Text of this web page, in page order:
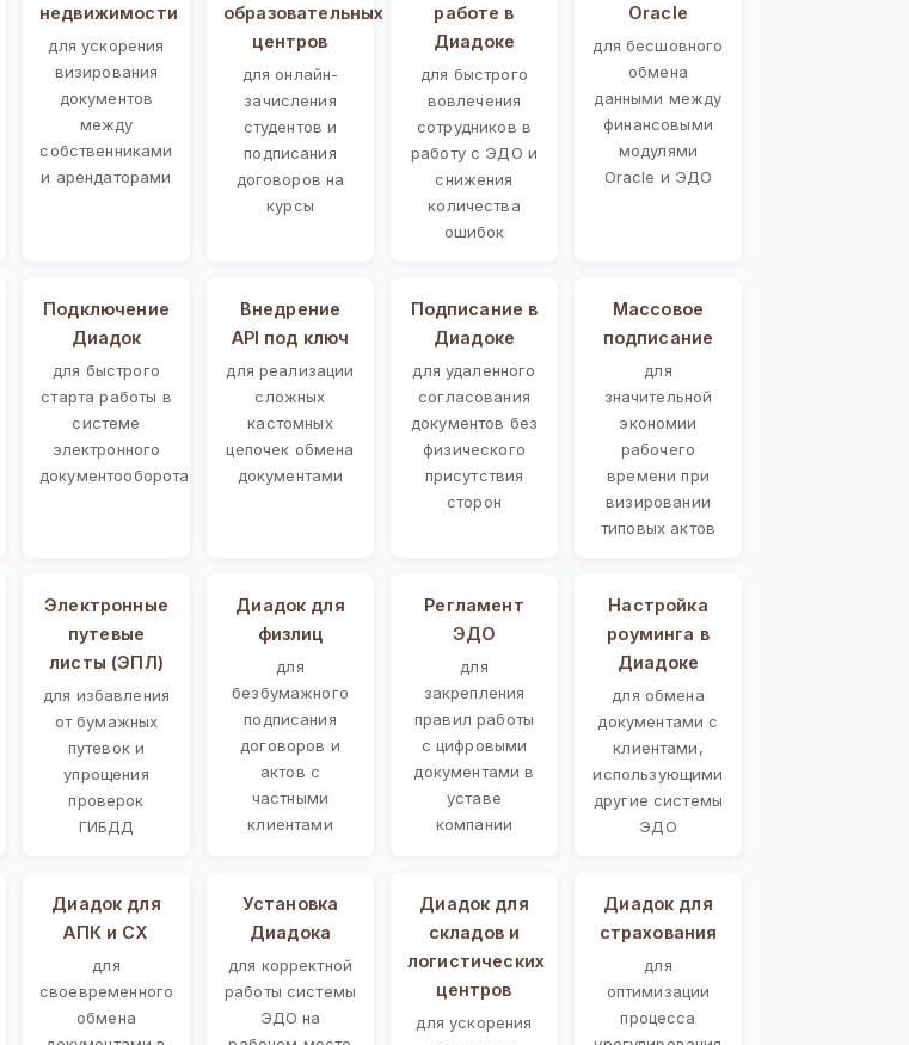
недвижимости
для ускорения
визирования
документов
между
собственниками
и арендаторами
образовательных
центров
для онлайн-
зачисления
студентов и
подписания
договоров на
курсы
работе в
Диадоке
для быстрого
вовлечения
сотрудников в
работу с ЭДО и
снижения
количества
ошибок
Oracle
для бесшовного
обмена
данными между
финансовыми
модулями
Oracle и ЭДО
Подключение
Диадок
для быстрого
старта работы в
системе
электронного
документооборота
Внедрение
API под ключ
для реализации
сложных
кастомных
цепочек обмена
документами
Подписание в
Диадоке
для удаленного
согласования
документов без
физического
присутствия
сторон
Массовое
подписание
для
значительной
экономии
рабочего
времени при
визировании
типовых актов
Электронные
путевые
листы (ЭПЛ)
для избавления
от бумажных
путевок и
упрощения
проверок
ГИБДД
Диадок для
физлиц
для
безбумажного
подписания
договоров и
актов с
частными
клиентами
Регламент
ЭДО
для
закрепления
правил работы
с цифровыми
документами в
уставе
компании
Настройка
роуминга в
Диадоке
для обмена
документами с
клиентами,
использующими
другие системы
ЭДО
Диадок для
АПК и СХ
для
своевременного
обмена
Установка
Диадока
для корректной
работы системы
ЭДО на
Диадок для
складов и
логистических
центров
для ускорения
Диадок для
страхования
для
оптимизации
процесса